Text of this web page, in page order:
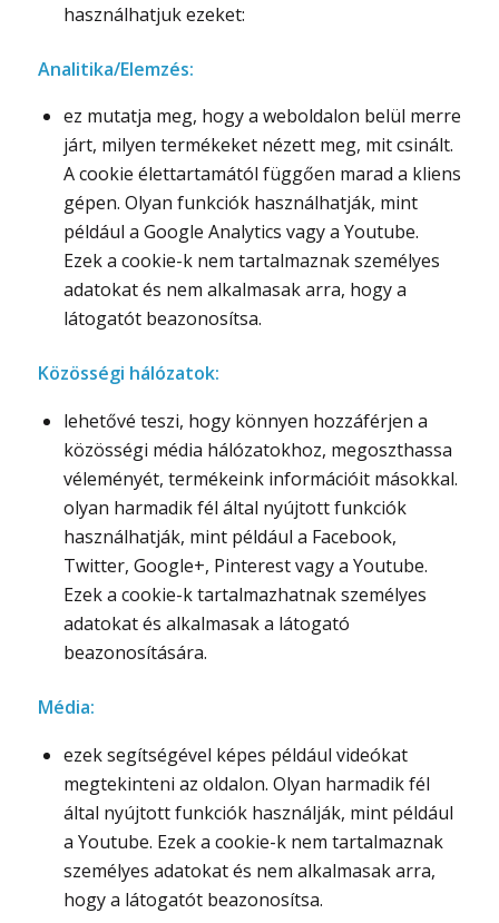
használhatjuk ezeket:
Analitika/Elemzés:
ez mutatja meg, hogy a weboldalon belül merre
járt, milyen termékeket nézett meg, mit csinált.
A cookie élettartamától függően marad a kliens
gépen. Olyan funkciók használhatják, mint
például a Google Analytics vagy a Youtube.
Ezek a cookie-k nem tartalmaznak személyes
adatokat és nem alkalmasak arra, hogy a
látogatót beazonosítsa.
Közösségi hálózatok:
lehetővé teszi, hogy könnyen hozzáférjen a
közösségi média hálózatokhoz, megoszthassa
véleményét, termékeink információit másokkal.
olyan harmadik fél által nyújtott funkciók
használhatják, mint például a Facebook,
Twitter, Google+, Pinterest vagy a Youtube.
Ezek a cookie-k tartalmazhatnak személyes
adatokat és alkalmasak a látogató
beazonosítására.
Média:
ezek segítségével képes például videókat
megtekinteni az oldalon. Olyan harmadik fél
által nyújtott funkciók használják, mint például
a Youtube. Ezek a cookie-k nem tartalmaznak
személyes adatokat és nem alkalmasak arra,
hogy a látogatót beazonosítsa.